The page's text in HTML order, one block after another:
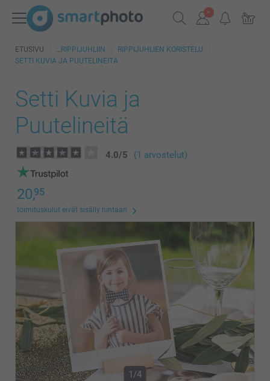
ETUSIVU RIPPIJUHLIIN
RIPPIJUHLIEN KORISTELU
SETTI KUVIA JA PUUTELINEITÄ
Setti Kuvia ja
Puutelineitä
4.0/5 (1 arvostelut)
20,95
toimituskulut eivät sisälly hintaan
1/4